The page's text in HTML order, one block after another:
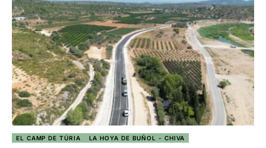
EL CAMP DE TÚRIA LA HOYA DE BUÑOL - CHIVA